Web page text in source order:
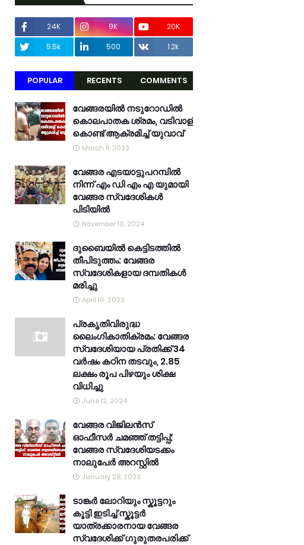
24K 9K
20K
5.5k
500 1.2k
POPULAR RECENTS COMMENTS
വേങ്ങരയിൽ നടുറോഡിൽ
കൊലപാതക ശ്രമം, വടിവാള്
കൊണ്ട് ആക്രമിച്ച് യുവാവ്
March 11, 2023
വേങ്ങര എടയാട്ടുപറമ്പിൽ
നിന്ന് എം ഡി എം എ യുമായി
വേങ്ങര സ്വദേശികൾ
പിടിയിൽ
November 10, 2024
ദുബൈയിൽ കെട്ടിടത്തിൽ
തീപിടുത്തം: വേങ്ങര
സ്വദേശികളായ ദമ്പതികൾ
മരിച്ചു
April 16, 2023
പ്രകൃതിവിരുദ്ധ
ലൈംഗികാതിക്രമം: വേങ്ങര
സ്വദേശിയായ പ്രതിക്ക് 34
വര്‍ഷം കഠിന തടവും, 2.85
ലക്ഷം രൂപ പിഴയും ശിക്ഷ
വിധിച്ചു
June 12, 2024
വേങ്ങര വിജിലൻസ്
ഓഫീസർ ചമഞ്ഞ് തട്ടിപ്പ്;
വേങ്ങര സ്വദേശിയടക്കം
നാലുപേർ അറസ്റ്റിൽ
January 28, 2023
ടാങ്കർ ലോറിയും സ്കൂട്ടറും
കൂട്ടി ഇടിച്ച് സ്കൂട്ടർ
യാത്രക്കാരനായ വേങ്ങര
സ്വദേശിക്ക് ഗുരുതരപരിക്ക്